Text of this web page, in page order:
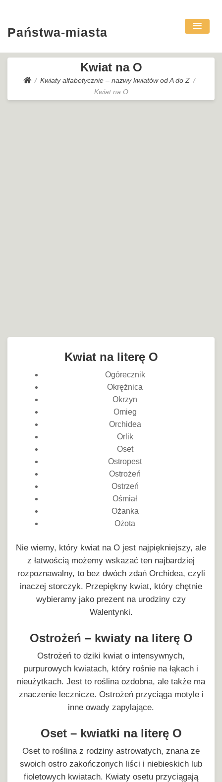
Państwa-miasta
Kwiat na O
Kwiaty alfabetycznie – nazwy kwiatów od A do Z
Kwiat na O
Kwiat na literę O
Ogórecznik
Okrężnica
Okrzyn
Omieg
Orchidea
Orlik
Oset
Ostropest
Ostrożeń
Ostrzeń
Ośmiał
Ożanka
Ożota
Nie wiemy, który kwiat na O jest najpiękniejszy, ale
z łatwością możemy wskazać ten najbardziej
rozpoznawalny, to bez dwóch zdań Orchidea, czyli
inaczej storczyk. Przepiękny kwiat, który chętnie
wybieramy jako prezent na urodziny czy
Walentynki.
Ostrożeń – kwiaty na literę O
Ostrożeń to dziki kwiat o intensywnych,
purpurowych kwiatach, który rośnie na łąkach i
nieużytkach. Jest to roślina ozdobna, ale także ma
znaczenie lecznicze. Ostrożeń przyciąga motyle i
inne owady zapylające.
Oset – kwiatki na literę O
Oset to roślina z rodziny astrowatych, znana ze
swoich ostro zakończonych liści i niebieskich lub
fioletowych kwiatach. Kwiaty osetu przyciągają